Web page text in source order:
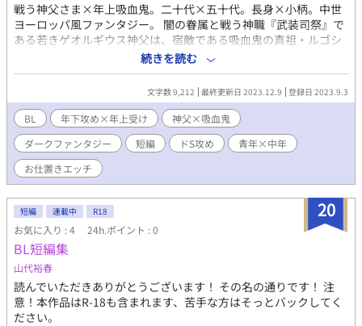
戦う神父さま×年上吸血鬼。二十代×五十代。長身×小柄。中世
ヨーロッパ風ファンタジー。 闇の眷属と戦う神職『武装司祭』で
ある若きゲオルギウス神父は、宿敵である吸血鬼の真祖・ルゴシ
ュとの背徳的な関係の中にあった。殺すべき敵でありながら惹か
れて止まない年上の男は、それと知って神父であるゲオルギウス
に身体を差し出す。 強引な俺様系若者×妖艶美中年の羞恥責め強
めのお仕置きエロです。本編「¿Quo Vadis ?─クォ・ヴァディス
─」の番外編ですが、単品でお読みいただけます。 ●ゲオルギウ
ス/23歳/185cm/90kg/小麦色の金髪に濃青の瞳。棒術使いの武装
司祭。ルゴシュを宿敵とする。 ●ルゴシュ/見た目40代後半～50
代/162cm/45kg/耳を隠す程の銀髪・翡翠色の瞳。小柄だが圧倒的
な力を持つ不死鬼（ノスフェラトゥ） 本編：
く、そして重めのお話ですので、あらすじをお読みの上でいけそ
うであればよろしくお願いします。4節に1節くらい本作のような
容赦のないエロシーンが含まれております。 ※本作品に登場する
世界観は全て架空のものであり、実在するいかなる宗教団体・ま
たは現実の歴史とも一切無関係です。
続きを読む
文字数 9,212 最終更新日 2023.12.9 登録日 2023.9.3
BL 年下攻め×年上受け
神父×吸血鬼
ダークファンタジー
短編 ドS攻め
青年×中年
お仕置きエッチ
20
短編 連載中 R18
お気に入り : 4 24h.ポイント : 0
BL短編集
山代裕春
読んでいただきありがとうございます！ その名の通りです！ 注
意！本作品はR-18も含まれます、苦手な方はそっとバックしてく
ださい。